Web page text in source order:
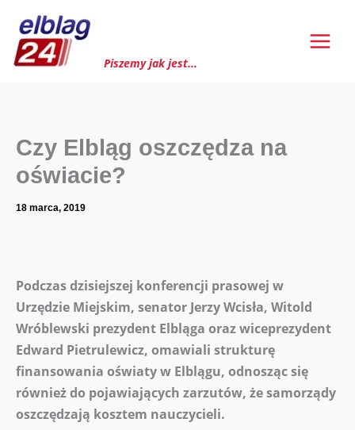
treści
Piszemy jak jest...
Czy Elbląg oszczędza na
oświacie?
18 marca, 2019
Podczas dzisiejszej konferencji prasowej w
Urzędzie Miejskim, senator Jerzy Wcisła, Witold
Wróblewski prezydent Elbląga oraz wiceprezydent
Edward Pietrulewicz, omawiali strukturę
finansowania oświaty w Elblągu, odnosząc się
również do pojawiających zarzutów, że samorządy
oszczędzają kosztem nauczycieli.